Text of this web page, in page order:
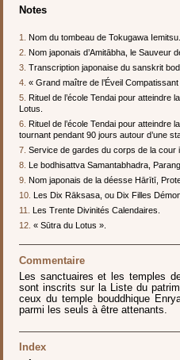
Notes
1. Nom du tombeau de Tokugawa Iemitsu.
2. Nom japonais d’Amitābha, le Sauveur
3. Transcription japonaise du sanskrit
4. « Grand maître de l’Éveil Compatissant
5.
Rituel de l’école Tendai pour atteindre
Lotus.
6.
Rituel de l’école Tendai pour atteindre
tournant pendant 90 jours autour d’une
7. Service de gardes du corps de la cour
8.
Le bodhisattva Samantabhadra,
9. Nom japonais de la déesse Hārītī,
10.
Les Dix Rāksasa, ou Dix Filles
11.
Les Trente Divinités Calendaires.
12. « Sūtra du Lotus ».
Commentaire
Les sanctuaires et les temples
sont inscrits sur la Liste du
ceux du temple bouddhique
parmi les seuls à être attenants.
Index